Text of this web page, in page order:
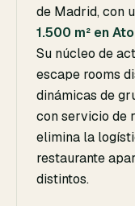
de Madrid, con
1.500 m² en
Su núcleo de
escape rooms
dinámicas de
con servicio de
elimina la
restaurante
distintos.